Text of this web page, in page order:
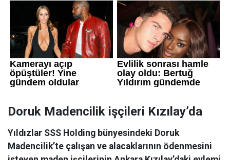
Doruk Madencilik işçileri Kızılay’da
Yıldızlar SSS Holding bünyesindeki Doruk
Madencilik’te çalışan ve alacaklarının ödenmesini